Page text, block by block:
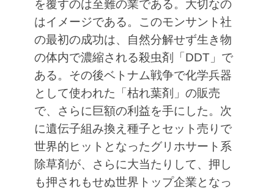
を覆すのは至難の業である。大切なの
はイメージである。このモンサント社
の最初の成功は、自然分解せず生き物
の体内で濃縮される殺虫剤「DDT」で
ある。その後ベトナム戦争で化学兵器
として使われた「枯れ葉剤」の販売
で、さらに巨額の利益を手にした。次
に遺伝子組み換え種子とセット売りで
世界的ヒットとなったグリホサート系
除草剤が、さらに大当たりして、押し
も押されもせぬ世界トップ企業となっ